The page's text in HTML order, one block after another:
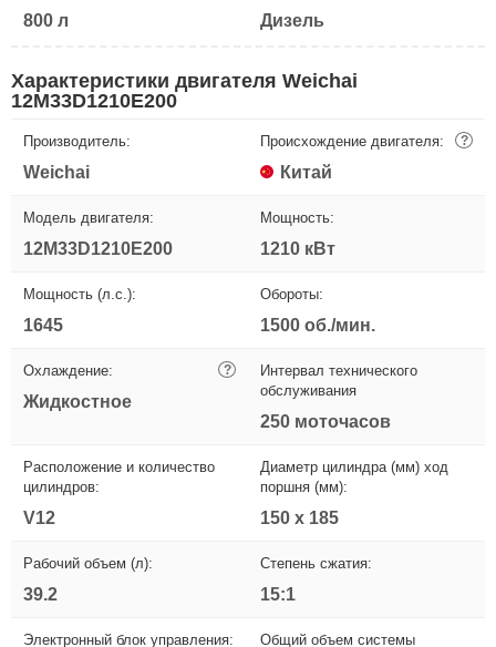
800 л Дизель
Характеристики двигателя Weichai
12M33D1210E200
Производитель:
Weichai
Происхождение двигателя: ?
Китай
Модель двигателя:
12M33D1210E200
Мощность:
1210 кВт
Мощность (л.с.):
1645
Обороты:
1500 об./мин.
Охлаждение: ?
Жидкостное
Интервал технического
обслуживания
250 моточасов
Расположение и количество
цилиндров:
V12
Диаметр цилиндра (мм) ход
поршня (мм):
150 x 185
Рабочий объем (л):
39.2
Степень сжатия:
15:1
Электронный блок управления: Общий объем системы